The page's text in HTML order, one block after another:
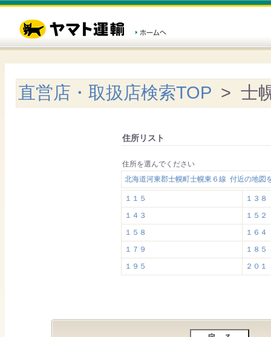
直営店・取扱店検索TOP > 士
住所リスト
住所を選んでください
北海道河東郡士幌町士幌東６線 付近の地図
１１５
１３８
１４３
１５２
１５８
１６４
１７９
１８５
１９５
２０１